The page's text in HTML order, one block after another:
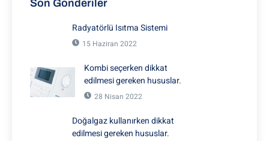
Son Gönderiler
Radyatörlü Isıtma Sistemi
15 Haziran 2022
Kombi seçerken dikkat
edilmesi gereken hususlar.
28 Nisan 2022
Doğalgaz kullanırken dikkat
edilmesi gereken hususlar.